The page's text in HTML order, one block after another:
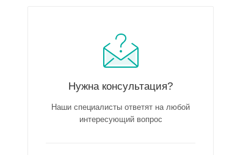
Нужна консультация?
Наши специалисты ответят на любой
интересующий вопрос